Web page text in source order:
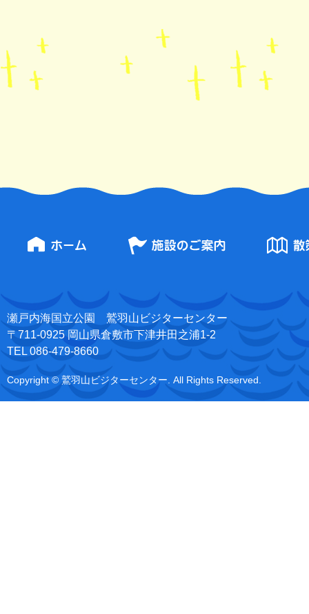
瀬戸内海国立公園 鷲羽山ビジターセンター
〒711-0925 岡山県倉敷市下津井田之浦1-2
TEL 086-479-8660
Copyright © 鷲羽山ビジターセンター. All Rights Reserved.